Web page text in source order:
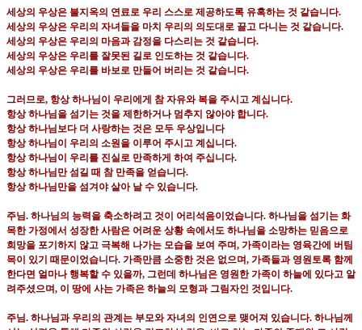
세상의 우상은 불지옥의 연료로 우리 스스로 제공하도록 유혹하는 것 같습니다.
세상의 우상은 우리의 자녀들을 마치 우리의 의도대로 끌고 다니는 것 같습니다.
세상의 우상은 우리의 마음과 감정을 다스리는 것 같습니다.
세상의 우상은 우리를 잘못된 길로 인도하는 것 같습니다.
세상의 우상은 우리를 바보로 만들어 버리는 것 같습니다.
그러므로, 항상 하나님이 우리에게 참 자유와 복을 주시고 계십니다.
항상 하나님을 섬기는 것을 제한하거나 멈추지 않아야 합니다.
항상 하나님보다 더 사랑하는 것은 모두 우상입니다
항상 하나님이 우리의 소원을 이루어 주시고 계십니다.
항상 하나님이 우리를 진실로 만족하게 하여 주십니다.
항상 하나님만 섬길 때 참 만족을 얻습니다.
항상 하나님만을 섬겨야 살아 날 수 있습니다.
주님. 하나님의 능력을 축소하려고 것이 어리석음이었습니다. 하나님을 섬기는 화
목한 가정에서 성장한 사람은 어려운 상황 속에서도 하나님을 소망하는 믿음으로
희망을 포기하지 않고 극복해 나가는 모습을 보여 주며, 가족이라는 영육간에 버팀
목이 있기 때문이었습니다. 가족만큼 소중한 것은 없으며, 가족들과 영원토록 함께
한다면 얼마나 행복할 수 있을까, 그런데 하나님은 영원한 가족이 하늘에 있다고 알
려주셨으며, 이 땅에 사는 가족은 하늘의 모형과 그림자인 것입니다.
주님. 하나님과 우리의 관계는 부모와 자녀의 인연으로 맺어져 있습니다. 하나님께